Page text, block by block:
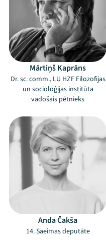
Mārtiņš Kaprāns
Dr. sc. comm., LU HZF Filozofijas
un socioloģijas institūta
vadošais pētnieks
Anda Čakša
14. Saeimas deputāte